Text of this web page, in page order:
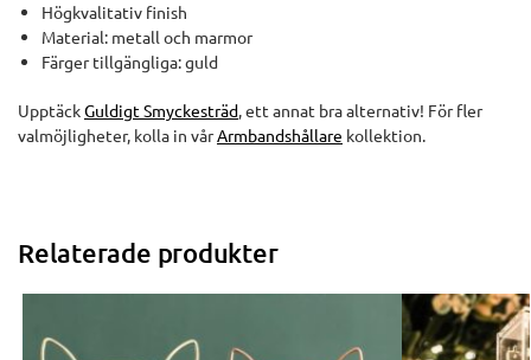
Högkvalitativ finish
Material: metall och marmor
Färger tillgängliga: guld
UpptäckGuldigt Smyckesträd, ett annat bra alternativ! För fler
valmöjligheter, kolla in vårArmbandshållare kollektion.
Relaterade produkter